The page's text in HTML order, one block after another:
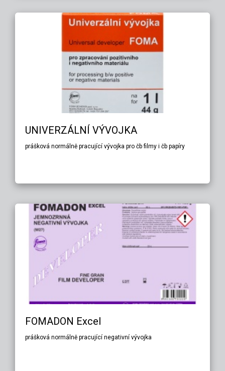
UNIVERZÁLNÍ VÝVOJKA
prášková normálně pracující vývojka pro čb filmy i čb papíry
FOMADON Excel
prášková normálně pracující negativní vývojka